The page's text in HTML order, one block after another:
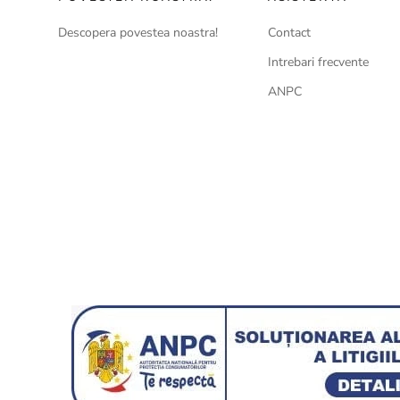
Descopera povestea noastra!
Contact
Intrebari frecvente
ANPC